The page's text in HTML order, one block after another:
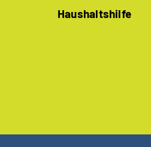
Haushaltshilfe